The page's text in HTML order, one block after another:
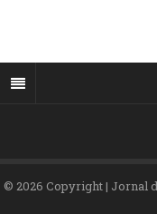
© 2026 Copyright | Jornal